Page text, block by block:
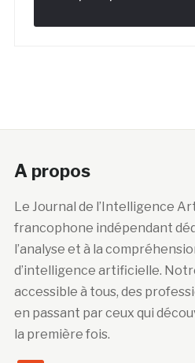
A propos
Le Journal de l’Intelligence
francophone indépendant
l’analyse et à la
d’intelligence artificielle.
accessible à tous, des
en passant par ceux qui
la première fois.